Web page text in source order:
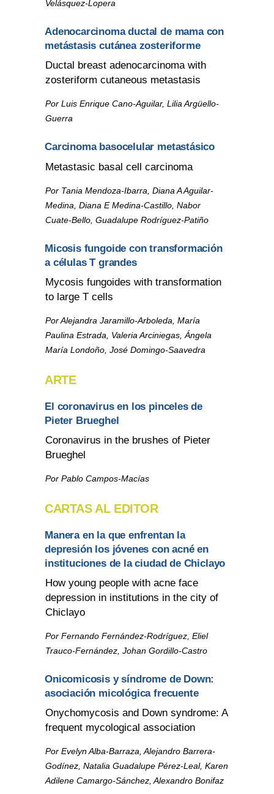
Velásquez-Lopera
Adenocarcinoma ductal de mama con
metástasis cutánea zosteriforme
Ductal breast adenocarcinoma with
zosteriform cutaneous metastasis
Por Luis Enrique Cano-Aguilar, Lilia Argüello-
Guerra
Carcinoma basocelular metastásico
Metastasic basal cell carcinoma
Por Tania Mendoza-Ibarra, Diana A Aguilar-
Medina, Diana E Medina-Castillo, Nabor
Cuate-Bello, Guadalupe Rodríguez-Patiño
Micosis fungoide con transformación
a células T grandes
Mycosis fungoides with transformation
to large T cells
Por Alejandra Jaramillo-Arboleda, María
Paulina Estrada, Valeria Arciniegas, Ángela
María Londoño, José Domingo-Saavedra
ARTE
El coronavirus en los pinceles de
Pieter Brueghel
Coronavirus in the brushes of Pieter
Brueghel
Por Pablo Campos-Macías
CARTAS AL EDITOR
Manera en la que enfrentan la
depresión los jóvenes con acné en
instituciones de la ciudad de Chiclayo
How young people with acne face
depression in institutions in the city of
Chiclayo
Por Fernando Fernández-Rodríguez, Eliel
Trauco-Fernández, Johan Gordillo-Castro
Onicomicosis y síndrome de Down:
asociación micológica frecuente
Onychomycosis and Down syndrome: A
frequent mycological association
Por Evelyn Alba-Barraza, Alejandro Barrera-
Godínez, Natalia Guadalupe Pérez-Leal, Karen
Adilene Camargo-Sánchez, Alexandro Bonifaz